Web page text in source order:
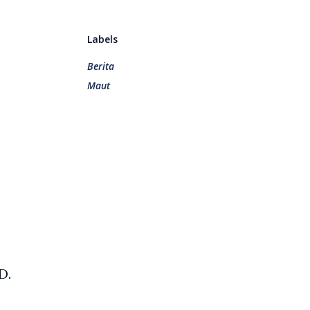
Labels
Berita
Maut